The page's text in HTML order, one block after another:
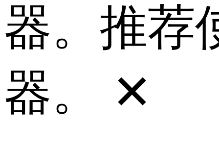
器。推荐
器。
✕